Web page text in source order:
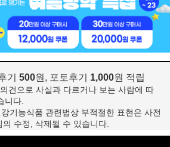
기 500원, 포토후기 1,000원 적립
견으로 사실과 다르거나 보는 사람에 따
니다.
기능식품 관련법상 부적절한 표현은 사전
수정, 삭제될 수 있습니다.